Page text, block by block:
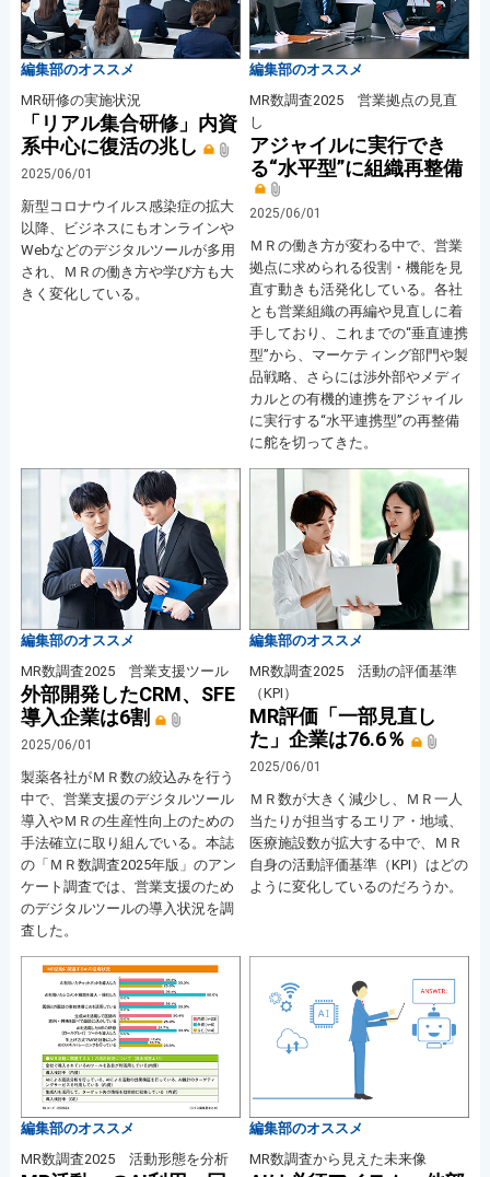
編集部のオススメ
MR研修の実施状況
「リアル集合研修」内資
系中心に復活の兆し
2025/06/01
新型コロナウイルス感染症の拡大
以降、ビジネスにもオンラインや
Webなどのデジタルツールが多用
され、ＭＲの働き方や学び方も大
きく変化している。
編集部のオススメ
MR数調査2025 営業拠点の見直
し
アジャイルに実行でき
る“水平型”に組織再整備
2025/06/01
ＭＲの働き方が変わる中で、営業
拠点に求められる役割・機能を見
直す動きも活発化している。各社
とも営業組織の再編や見直しに着
手しており、これまでの“垂直連携
型”から、マーケティング部門や製
品戦略、さらには渉外部やメディ
カルとの有機的連携をアジャイル
に実行する“水平連携型”の再整備
に舵を切ってきた。
編集部のオススメ
MR数調査2025 営業支援ツール
外部開発したCRM、SFE
導入企業は6割
2025/06/01
製薬各社がＭＲ数の絞込みを行う
中で、営業支援のデジタルツール
導入やＭＲの生産性向上のための
手法確立に取り組んでいる。本誌
の「ＭＲ数調査2025年版」のアン
ケート調査では、営業支援のため
のデジタルツールの導入状況を調
査した。
編集部のオススメ
MR数調査2025 活動の評価基準
（KPI）
MR評価「一部見直し
た」企業は76.6％
2025/06/01
ＭＲ数が大きく減少し、ＭＲ一人
当たりが担当するエリア・地域、
医療施設数が拡大する中で、ＭＲ
自身の活動評価基準（KPI）はどの
ように変化しているのだろうか。
編集部のオススメ
MR数調査2025 活動形態を分析
編集部のオススメ
MR数調査から見えた未来像